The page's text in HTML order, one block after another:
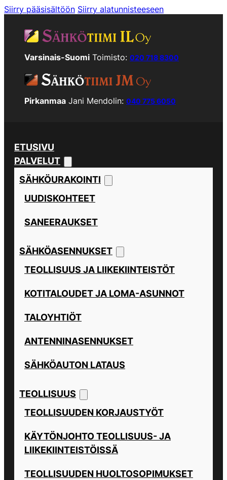
Siirry pääsisältöön Siirry alatunnisteeseen
Varsinais-Suomi Toimisto: 020 718 8300
Pirkanmaa Jani Mendolin: 040 775 6050
ETUSIVU
PALVELUT
SÄHKÖURAKOINTI
UUDISKOHTEET
SANEERAUKSET
SÄHKÖASENNUKSET
TEOLLISUUS JA LIIKEKIINTEISTÖT
KOTITALOUDET JA LOMA-ASUNNOT
TALOYHTIÖT
ANTENNINASENNUKSET
SÄHKÖAUTON LATAUS
TEOLLISUUS
TEOLLISUUDEN KORJAUSTYÖT
KÄYTÖNJOHTO TEOLLISUUS- JA
LIIKEKIINTEISTÖISSÄ
TEOLLISUUDEN HUOLTOSOPIMUKSET